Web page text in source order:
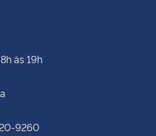
às 19h
9260